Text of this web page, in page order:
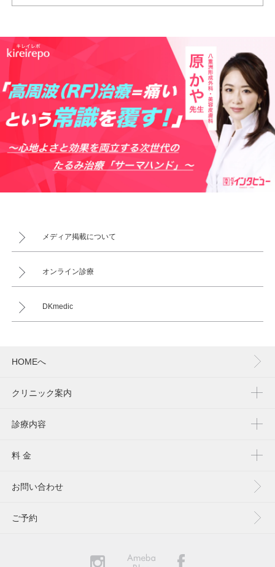
メディア掲載について
オンライン診療
DKmedic
HOMEへ
クリニック案内
診療内容
料 金
お問い合わせ
ご予約